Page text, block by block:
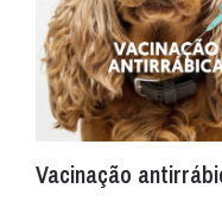
Vacinação